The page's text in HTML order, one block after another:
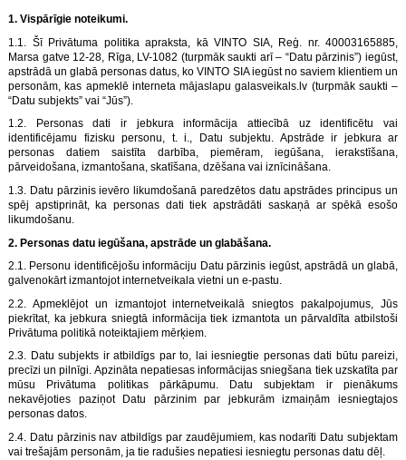
1. Vispārīgie noteikumi.
1.1. Šī Privātuma politika apraksta, kā VINTO SIA, Reģ. nr. 40003165885,
Marsa gatve 12-28, Rīga, LV-1082 (turpmāk saukti arī – “Datu pārzinis”) iegūst,
apstrādā un glabā personas datus, ko VINTO SIA iegūst no saviem klientiem un
personām, kas apmeklē interneta mājaslapu galasveikals.lv (turpmāk saukti –
“Datu subjekts” vai “Jūs”).
1.2. Personas dati ir jebkura informācija attiecībā uz identificētu vai
identificējamu fizisku personu, t. i., Datu subjektu. Apstrāde ir jebkura ar
personas datiem saistīta darbība, piemēram, iegūšana, ierakstīšana,
pārveidošana, izmantošana, skatīšana, dzēšana vai iznīcināšana.
1.3. Datu pārzinis ievēro likumdošanā paredzētos datu apstrādes principus un
spēj apstiprināt, ka personas dati tiek apstrādāti saskaņā ar spēkā esošo
likumdošanu.
2. Personas datu iegūšana, apstrāde un glabāšana.
2.1. Personu identificējošu informāciju Datu pārzinis iegūst, apstrādā un glabā,
galvenokārt izmantojot internetveikala vietni un e-pastu.
2.2. Apmeklējot un izmantojot internetveikalā sniegtos pakalpojumus, Jūs
piekrītat, ka jebkura sniegtā informācija tiek izmantota un pārvaldīta atbilstoši
Privātuma politikā noteiktajiem mērķiem.
2.3. Datu subjekts ir atbildīgs par to, lai iesniegtie personas dati būtu pareizi,
precīzi un pilnīgi. Apzināta nepatiesas informācijas sniegšana tiek uzskatīta par
mūsu Privātuma politikas pārkāpumu. Datu subjektam ir pienākums
nekavējoties paziņot Datu pārzinim par jebkurām izmaiņām iesniegtajos
personas datos.
2.4. Datu pārzinis nav atbildīgs par zaudējumiem, kas nodarīti Datu subjektam
vai trešajām personām, ja tie radušies nepatiesi iesniegtu personas datu dēļ.